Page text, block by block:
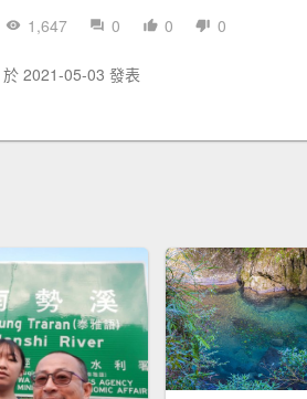
1,647 0 0 0
於 2021-05-03 發表